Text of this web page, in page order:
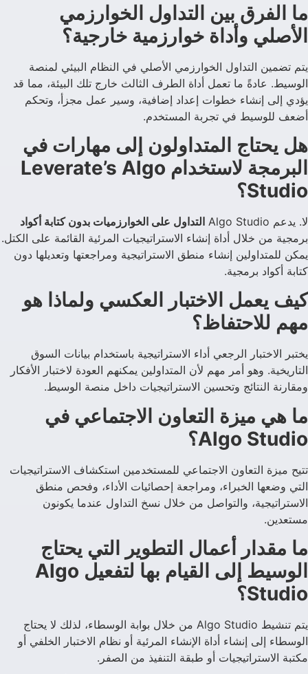
ما الفرق بين التداول الخوارزمي
الأصلي وأداة خوارزمية خارجية؟
يتم تضمين التداول الخوارزمي الأصلي في النظام البيئي لمنصة
الوسيط. عادةً ما تعمل أداة الطرف الثالث خارج تلك البيئة، مما قد
يؤدي إلى إنشاء خطوات إعداد إضافية، وسير عمل مجزأ، وتحكم
أضعف للوسيط في تجربة المستخدم.
هل يحتاج المتداولون إلى مهارات في
البرمجة لاستخدام Leverate’s Algo
Studio؟
لا. يدعم Algo Studio
التداول على الخوارزميات بدون كتابة أكواد
برمجية من خلال أداة إنشاء الاستراتيجيات المرئية القائمة على الكتل.
يمكن للمتداولين إنشاء منطق الاستراتيجية ومراجعتها وتعديلها دون
كتابة أكواد برمجية.
كيف يعمل الاختبار العكسي ولماذا هو
مهم للاحتفاظ؟
يختبر الاختبار الرجعي أداء الاستراتيجية باستخدام بيانات السوق
التاريخية. وهو أمر مهم لأن المتداولين يمكنهم العودة لاختبار الأفكار
ومقارنة النتائج وتحسين الاستراتيجيات داخل منصة الوسيط.
ما هي ميزة التعاون الاجتماعي في
Algo Studio؟
تتيح ميزة التعاون الاجتماعي للمستخدمين استكشاف الاستراتيجيات
التي وضعها الخبراء، ومراجعة إحصائيات الأداء، وفحص منطق
الاستراتيجية، والتواصل من خلال نسخ التداول عندما يكونون
مستعدين.
ما مقدار أعمال التطوير التي يحتاج
الوسيط إلى القيام بها لتفعيل Algo
Studio؟
يتم تنشيط Algo Studio من خلال بوابة الوسطاء، لذلك لا يحتاج
الوسطاء إلى إنشاء أداة الإنشاء المرئية أو نظام الاختبار الخلفي أو
مكتبة الاستراتيجيات أو طبقة التنفيذ من الصفر.